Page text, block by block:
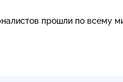
прошли по всему